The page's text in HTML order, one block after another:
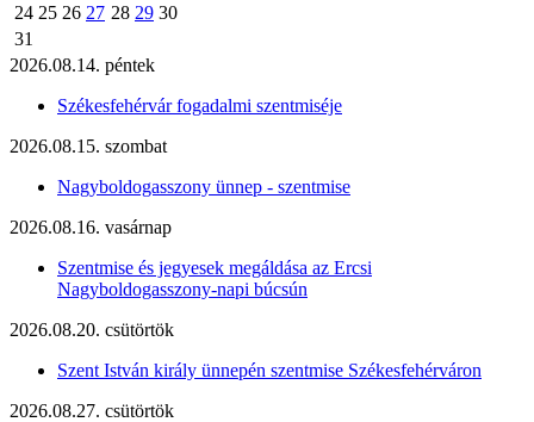
24 25 26 27 28 29 30
31
2026.08.14. péntek
Székesfehérvár fogadalmi szentmiséje
2026.08.15. szombat
Nagyboldogasszony ünnep - szentmise
2026.08.16. vasárnap
Szentmise és jegyesek megáldása az Ercsi
Nagyboldogasszony-napi búcsún
2026.08.20. csütörtök
Szent István király ünnepén szentmise Székesfehérváron
2026.08.27. csütörtök